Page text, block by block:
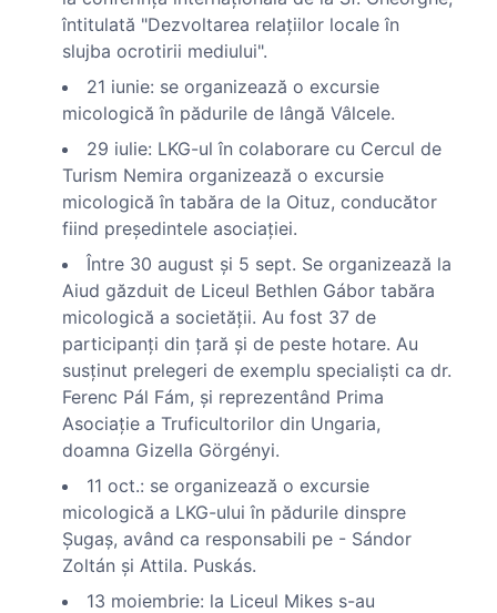
întitulată "Dezvoltarea relaţiilor locale în
slujba ocrotirii mediului".
21 iunie: se organizează o excursie
micologică în pădurile de lângă Vâlcele.
29 iulie: LKG-ul în colaborare cu Cercul de
Turism Nemira organizează o excursie
micologică în tabăra de la Oituz, conducător
fiind preşedintele asociaţiei.
Între 30 august şi 5 sept. Se organizează la
Aiud găzduit de Liceul Bethlen Gábor tabăra
micologică a societăţii. Au fost 37 de
participanţi din ţară şi de peste hotare. Au
susţinut prelegeri de exemplu specialişti ca dr.
Ferenc Pál Fám, şi reprezentând Prima
Asociaţie a Truficultorilor din Ungaria,
doamna Gizella Görgényi.
11 oct.: se organizează o excursie
micologică a LKG-ului în pădurile dinspre
Şugaş, având ca responsabili pe - Sándor
Zoltán şi Attila. Puskás.
13 moiembrie: la Liceul Mikes s-au